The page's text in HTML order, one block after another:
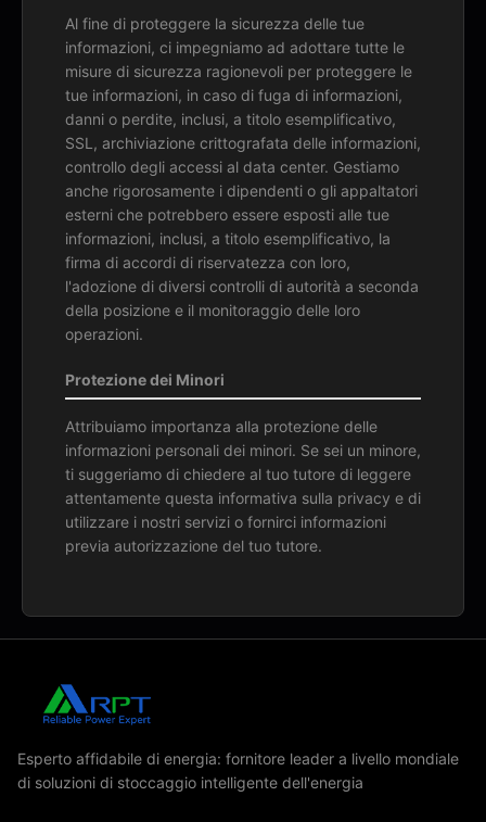
Al fine di proteggere la sicurezza delle tue
informazioni, ci impegniamo ad adottare tutte le
misure di sicurezza ragionevoli per proteggere le
tue informazioni, in caso di fuga di informazioni,
danni o perdite, inclusi, a titolo esemplificativo,
SSL, archiviazione crittografata delle informazioni,
controllo degli accessi al data center. Gestiamo
anche rigorosamente i dipendenti o gli appaltatori
esterni che potrebbero essere esposti alle tue
informazioni, inclusi, a titolo esemplificativo, la
firma di accordi di riservatezza con loro,
l'adozione di diversi controlli di autorità a seconda
della posizione e il monitoraggio delle loro
operazioni.
Protezione dei Minori
Attribuiamo importanza alla protezione delle
informazioni personali dei minori. Se sei un minore,
ti suggeriamo di chiedere al tuo tutore di leggere
attentamente questa informativa sulla privacy e di
utilizzare i nostri servizi o fornirci informazioni
previa autorizzazione del tuo tutore.
Esperto affidabile di energia: fornitore leader a livello mondiale
di soluzioni di stoccaggio intelligente dell'energia